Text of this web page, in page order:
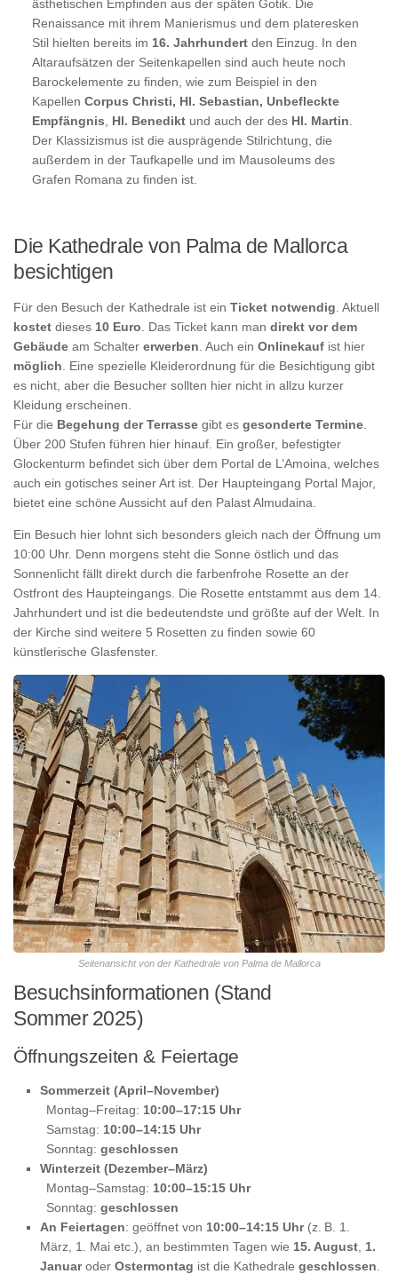
ästhetischen Empfinden aus der späten Gotik. Die
Renaissance mit ihrem Manierismus und dem plateresken
Stil hielten bereits im 16. Jahrhundertden Einzug. In den
Altaraufsätzen der Seitenkapellen sind auch heute noch
Barockelemente zu finden, wie zum Beispiel in den
Kapellen Corpus Christi, Hl. Sebastian, Unbefleckte
Empfängnis
Hl. Benediktund auch der des Hl. Martin
Der Klassizismus ist die ausprägende Stilrichtung, die
außerdem in der Taufkapelle und im Mausoleums des
Grafen Romana zu finden ist.
Die Kathedrale von Palma de Mallorca
besichtigen
Für den Besuch der Kathedrale ist ein Ticket notwendig. Aktuell
kostet dieses 10 Euro. Das Ticket kann man direkt vor dem
Gebäude am Schalter erwerben. Auch ein Onlinekauf ist hier
möglich. Eine spezielle Kleiderordnung für die Besichtigung gibt
es nicht, aber die Besucher sollten hier nicht in allzu kurzer
Kleidung erscheinen.
Für die Begehung der Terrasse gibt es gesonderte Termine.
Über 200 Stufen führen hier hinauf. Ein großer, befestigter
Glockenturm befindet sich über dem Portal de L’Amoina, welches
auch ein gotisches seiner Art ist. Der Haupteingang Portal Major,
bietet eine schöne Aussicht auf den Palast Almudaina.
Ein Besuch hier lohnt sich besonders gleich nach der Öffnung um
10:00 Uhr. Denn morgens steht die Sonne östlich und das
Sonnenlicht fällt direkt durch die farbenfrohe Rosette an der
Ostfront des Haupteingangs. Die Rosette entstammt aus dem 14.
Jahrhundert und ist die bedeutendste und größte auf der Welt. In
der Kirche sind weitere 5 Rosetten zu finden sowie 60
künstlerische Glasfenster.
Seitenansicht von der Kathedrale von Palma de Mallorca
Besuchsinformationen (Stand
Sommer 2025)
Öffnungszeiten & Feiertage
Sommerzeit (April–November)
Montag–Freitag: 10:00–17:15 Uhr
Samstag: 10:00–14:15 Uhr
Sonntag: geschlossen
Winterzeit (Dezember–März)
Montag–Samstag: 10:00–15:15 Uhr
Sonntag: geschlossen
An Feiertagen: geöff­net von 10:00–14:15 Uhr(z. B. 1.
März, 1. Mai etc.), an bestimmten Tagen wie 15. August 1.
Januaroder Ostermontag ist die Kathedrale geschlossen